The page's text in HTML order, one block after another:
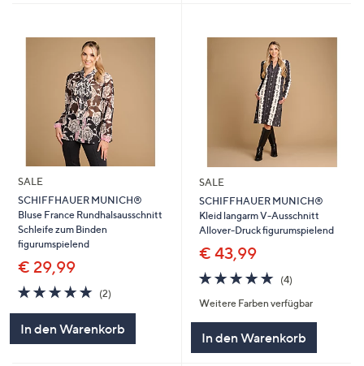
SALE
SCHIFFHAUER MUNICH®
Bluse France Rundhalsausschnitt
Schleife zum Binden
figurumspielend
€ 29,99
5.0
von
(2)
In den Warenkorb
SALE
SCHIFFHAUER MUNICH®
Kleid langarm V-Ausschnitt
Allover-Druck figurumspielend
€ 43,99
4.8
von
5
(4)
Weitere Farben verfügbar
In den Warenkorb